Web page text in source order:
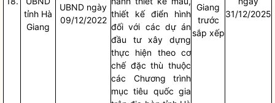
tỉnh Hà
Giang
UBND ngày
09/12/2022
thiết kế điển hình
đối với các dự án
đầu tư xây dựng
thực hiện theo cơ
chế đặc thù thuộc
các Chương trình
mục tiêu quốc gia
Giang
trước
sắp xếp
31/12/2025